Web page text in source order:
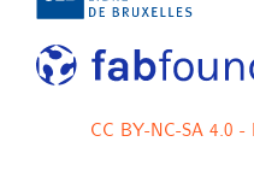
CC BY-NC-SA 4.0